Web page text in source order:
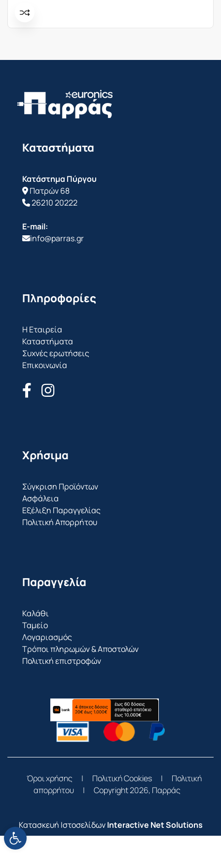
Ανοίξτε τη γραμμή εργαλείων
Καταστήματα
Κατάστημα Πύργου
Πατρών 68
26210 20222
E-mail:
info@parras.gr
Πληροφορίες
Η Εταιρεία
Καταστήματα
Συχνές ερωτήσεις
Επικοινωνία
Χρήσιμα
Σύγκριση Προϊόντων
Ασφάλεια
Εξέλιξη Παραγγελίας
Πολιτική Απορρήτου
Παραγγελία
Καλάθι
Ταμείο
Λογαριασμός
Τρόποι πληρωμών & Αποστολών
Πολιτική επιστροφών
Όροι χρήσης | Πολιτική Cookies |
Πολιτική
απορρήτου
| Copyright 2026, Παρράς
Κατασκευή ΙστοσελίδωνInteractive Net Solutions